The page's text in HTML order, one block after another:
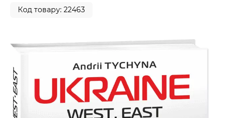
Код товару: 22463